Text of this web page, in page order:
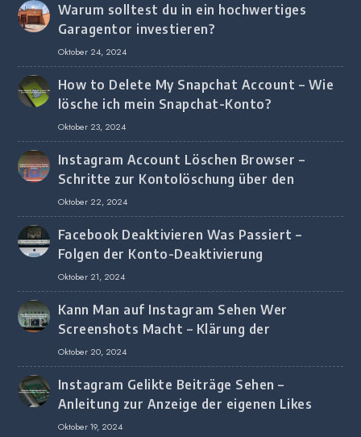
Warum solltest du in ein hochwertiges
Garagentor investieren?
Oktober 24, 2024
How to Delete My Snapchat Account – Wie
lösche ich mein Snapchat-Konto?
Oktober 23, 2024
Instagram Account Löschen Browser –
Schritte zur Kontolöschung über den
Browser
Oktober 22, 2024
Facebook Deaktivieren Was Passiert –
Folgen der Konto-Deaktivierung
Oktober 21, 2024
Kann Man auf Instagram Sehen Wer
Screenshots Macht – Klärung der
Screenshot-Erkennung
Oktober 20, 2024
Instagram Gelikte Beiträge Sehen –
Anleitung zur Anzeige der eigenen Likes
Oktober 19, 2024